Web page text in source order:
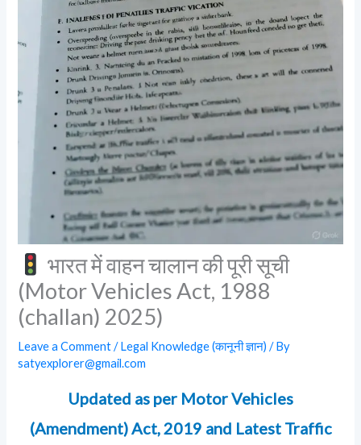
भारत में वाहन चालान की पूरी सूची
(Motor Vehicles Act, 1988
(challan) 2025)
Leave a Comment /Legal Knowledge (कानूनी ज्ञान) / By
satyexplorer@gmail.com
Updated as per Motor Vehicles
(Amendment) Act, 2019 and Latest Traffic